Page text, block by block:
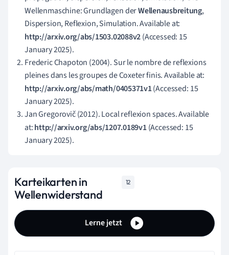
Wellenmaschine: Grundlagen derWellenausbreitung,
Dispersion, Reflexion, Simulation. Available at:
http://arxiv.org/abs/1503.02088v2(Accessed: 15
January 2025).
Frederic Chapoton (2004). Sur le nombre de reflexions
pleines dans les groupes de Coxeter finis. Available at:
http://arxiv.org/abs/math/0405371v1(Accessed: 15
January 2025).
Jan Gregorovič (2012). Local reflexion spaces. Available
at:http://arxiv.org/abs/1207.0189v1(Accessed: 15
January 2025).
Karteikarten in
Wellenwiderstand
12
Lerne jetzt